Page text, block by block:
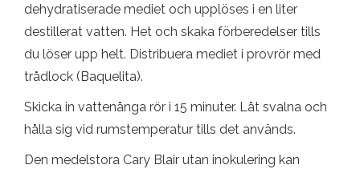
dehydratiserade mediet och upplöses i en liter
destillerat vatten. Het och skaka förberedelser tills
du löser upp helt. Distribuera mediet i provrör med
trådlock (Baquelita).
Skicka in vattenånga rör i 15 minuter. Låt svalna och
hålla sig vid rumstemperatur tills det används.
Den medelstora Cary Blair utan inokulering kan